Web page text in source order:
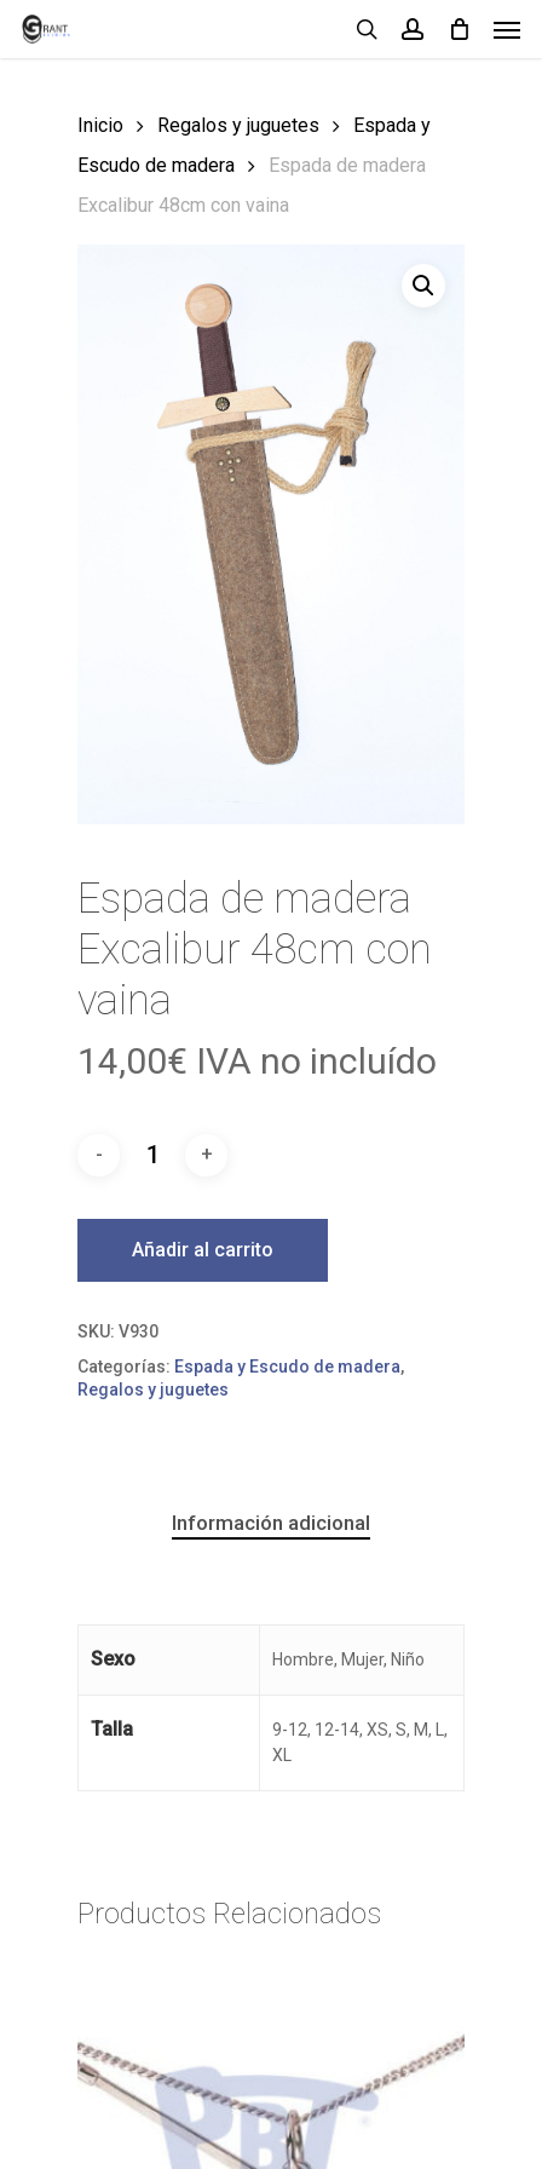
Skip
Inicio Regalos y juguetes
Espada y
Escudo de madera
Espada de madera
Excalibur 48cm con vaina
Espada de madera
Excalibur 48cm con
vaina
14,00€ IVA no incluído
Añadir al carrito
SKU: V930
Categorías: Espada y Escudo de madera,
Regalos y juguetes
Información adicional
Sexo Hombre, Mujer, Niño
Talla
9-12, 12-14, XS, S, M, L,
XL
Productos Relacionados